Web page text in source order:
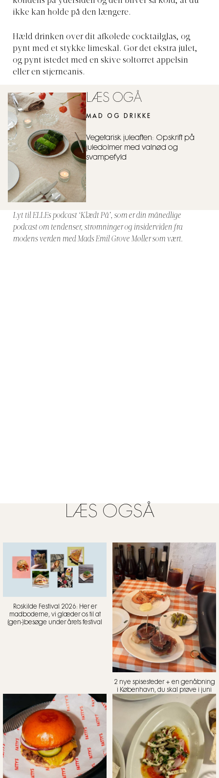
ikke kan holde på den længere.
Hæld drinken over dit afkølede cocktailglas, og
pynt med et stykke limeskal. Gør det ekstra julet,
og pynt istedet med en skive soltørret appelsin
eller en stjerneanis.
LÆS OGÅ
MAD OG DRIKKE
Vegetarisk juleaften: Opskrift på
juledolmer med valnød og
svampefyld
Lyt til ELLEs podcast ‘Klædt På’, som er din månedlige
podcast om tendenser, strømninger og insiderviden fra
modens verden med Mads Emil Grove Møller som vært.
LÆS OGSÅ
Roskilde Festival 2026: Her er
madboderne, vi glæder os til at
(gen-)besøge under årets festival
2 nye spisesteder + en genåbning
i København, du skal prøve i juni